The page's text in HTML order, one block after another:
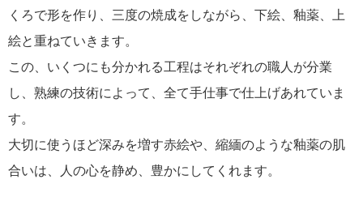
くろで形を作り、三度の焼成をしながら、下絵、釉薬、上
絵と重ねていきます。
この、いくつにも分かれる工程はそれぞれの職人が分業
し、熟練の技術によって、全て手仕事で仕上げあれていま
す。
大切に使うほど深みを増す赤絵や、縮緬のような釉薬の肌
合いは、人の心を静め、豊かにしてくれます。